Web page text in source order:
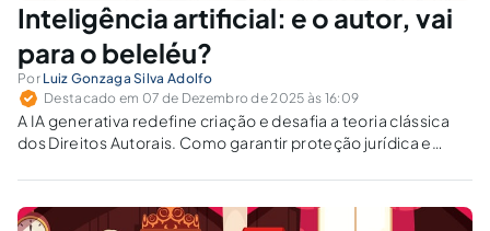
Inteligência artificial: e o autor, vai
para o beleléu?
Por Luiz Gonzaga Silva Adolfo
Destacado em 07 de Dezembro de 2025 às 16:09
A IA generativa redefine criação e desafia a teoria clássica
dos Direitos Autorais. Como garantir proteção jurídica e